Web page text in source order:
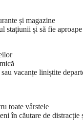
și magazine
și să fie
vacanțe liniștite
toate vârstele
în căutare de distracție